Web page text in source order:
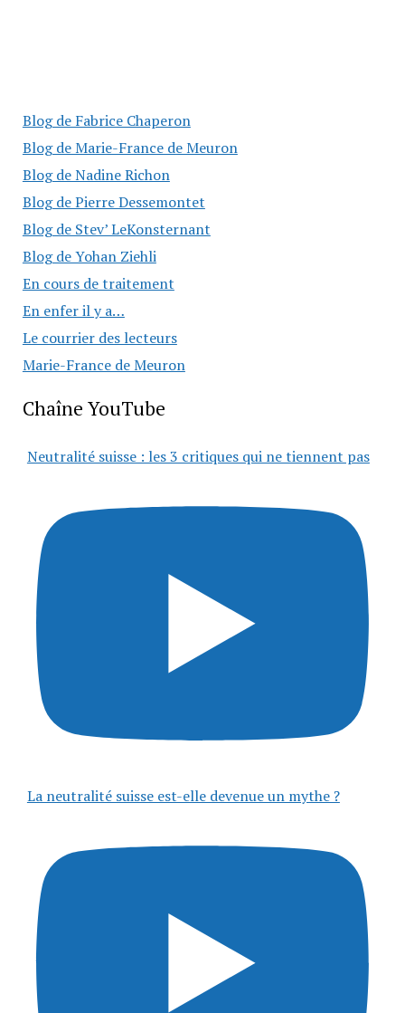
Blog de Fabrice Chaperon
Blog de Marie-France de Meuron
Blog de Nadine Richon
Blog de Pierre Dessemontet
Blog de Stev’ LeKonsternant
Blog de Yohan Ziehli
En cours de traitement
En enfer il y a…
Le courrier des lecteurs
Marie-France de Meuron
Chaîne YouTube
Neutralité suisse : les 3 critiques qui ne tiennent pas
La neutralité suisse est-elle devenue un mythe ?